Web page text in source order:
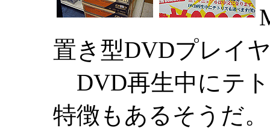
置き型DVDプレイ
DVD再生中にテ
特徴もあるそうだ